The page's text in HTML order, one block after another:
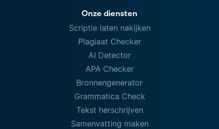
Onze diensten
Scriptie laten nakijken
Plagiaat Checker
AI Detector
APA Checker
Bronnengenerator
Grammatica Check
Tekst herschrijven
Samenvatting maken